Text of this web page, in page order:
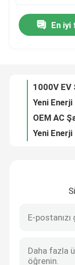
Hakkımızda
Kalite kontrol
Bize Ulaşın
Elektrikli
Motosiklet
En iyi